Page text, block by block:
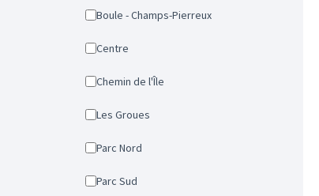
Boule - Champs-Pierreux
Centre
Chemin de l'Île
Les Groues
Parc Nord
Parc Sud